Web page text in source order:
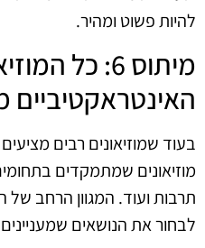
להיות פשוט ומהיר.
מיתוס 6: כל
בעוד שמוזיאונים רבים
מוזיאונים שמתמקדים
תרבות ועוד. המגוון הרחב
לבחור את הנושאים